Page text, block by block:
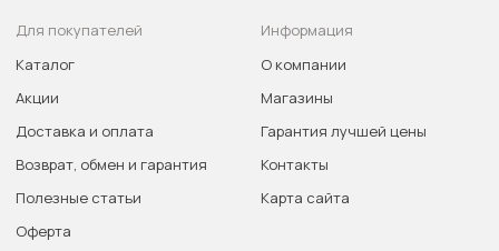
Для покупателей
Каталог
Акции
Доставка и оплата
Возврат, обмен и гарантия
Полезные статьи
Оферта
Информация
О компании
Магазины
Гарантия лучшей цены
Контакты
Карта сайта